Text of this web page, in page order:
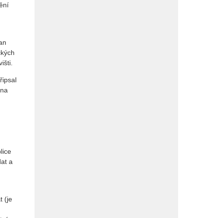
a
(je